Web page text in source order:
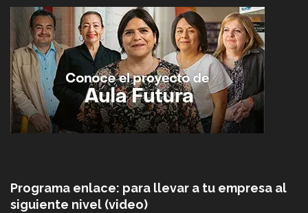
Programa enlace: para llevar a tu empresa al
siguiente nivel (video)